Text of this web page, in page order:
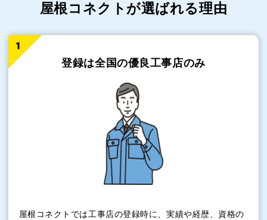
屋根コネクトが選ばれる理由
登録は全国の優良工事店のみ
屋根コネクトでは工事店の登録時に、実績や経歴、資格の